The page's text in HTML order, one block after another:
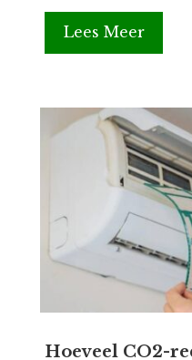
Lees Meer
Hoeveel CO2-